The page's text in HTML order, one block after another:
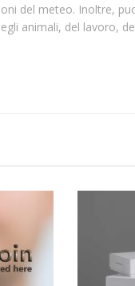
del meteo. Inoltre,
animali, del lavoro,